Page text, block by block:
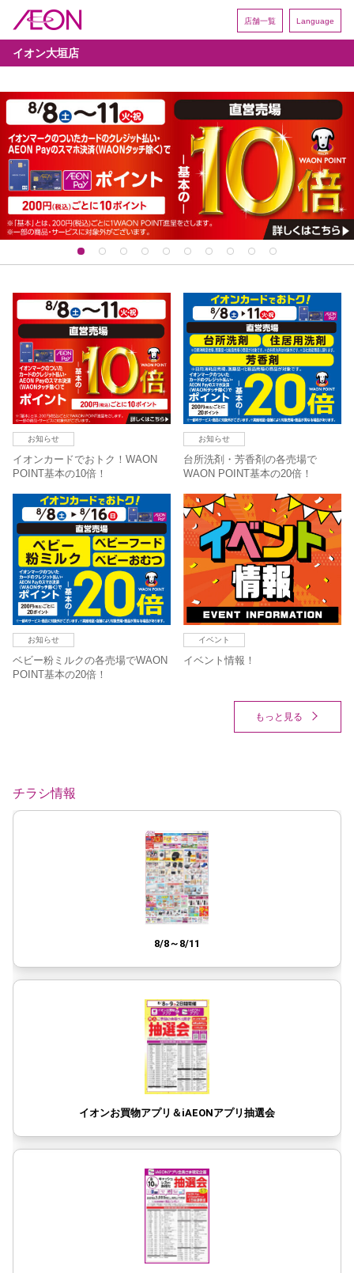
店舗一覧 Language
イオン大垣店
お知らせ
イオンカードでおトク！WAON
POINT基本の10倍！
お知らせ
台所洗剤・芳香剤の各売場で
WAON POINT基本の20倍！
お知らせ
ベビー粉ミルクの各売場でWAON
POINT基本の20倍！
イベント
イベント情報！
もっと見る
チラシ情報